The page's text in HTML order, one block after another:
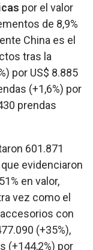
por el valor
de 8,9%
China es el
tras la
por US$ 8.885
(+1,6%) por
prendas
601.871
evidenciaron
en valor,
vez como el
con
(+35%),
(+144,2%) por